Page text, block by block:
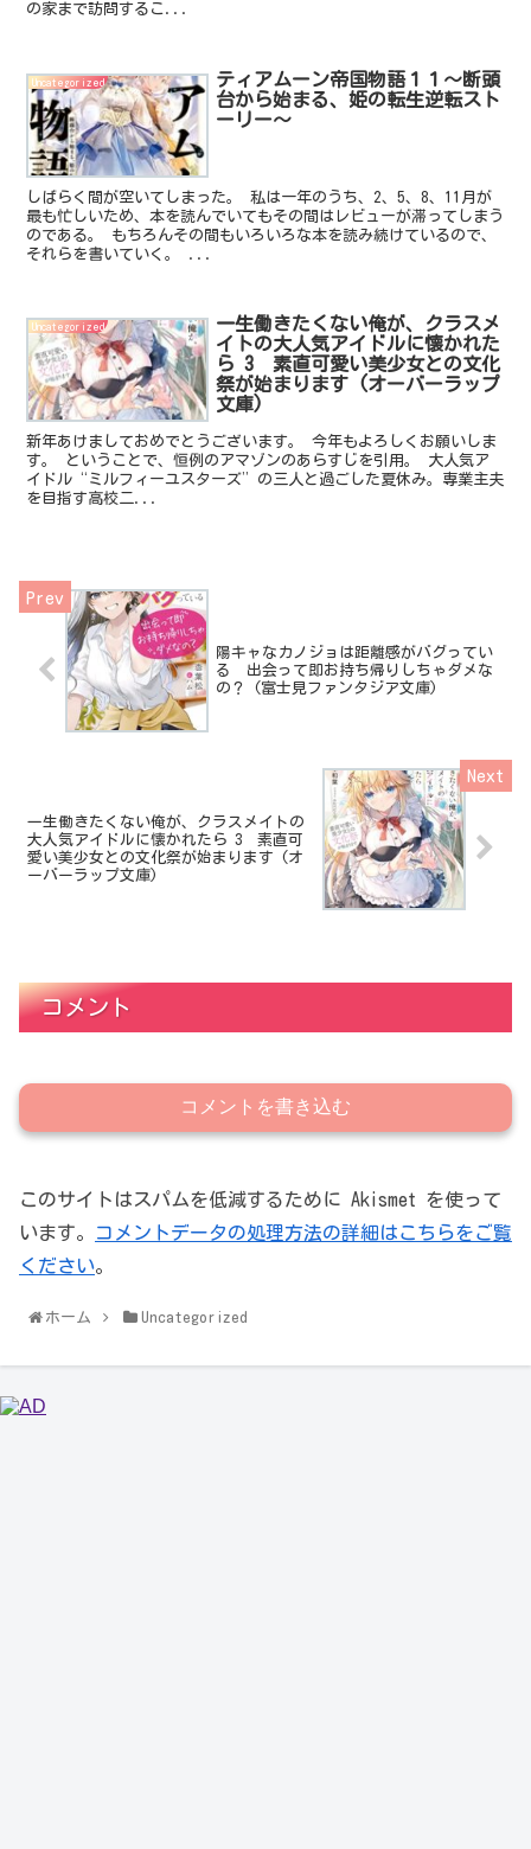
の家まで訪問するこ...
Uncategorized
ティアムーン帝国物語１１～断頭
台から始まる、姫の転生逆転スト
ーリー～
しばらく間が空いてしまった。 私は一年のうち、2、5、8、11月が
最も忙しいため、本を読んでいてもその間はレビューが滞ってしまう
のである。 もちろんその間もいろいろな本を読み続けているので、
それらを書いていく。 ...
Uncategorized
一生働きたくない俺が、クラスメ
イトの大人気アイドルに懐かれた
ら 3 素直可愛い美少女との文化
祭が始まります (オーバーラップ
文庫)
新年あけましておめでとうございます。 今年もよろしくお願いしま
す。 ということで、恒例のアマゾンのあらすじを引用。 大人気ア
イドル“ミルフィーユスターズ”の三人と過ごした夏休み。専業主夫
を目指す高校二...
陽キャなカノジョは距離感がバグってい
る 出会って即お持ち帰りしちゃダメな
の？ (富士見ファンタジア文庫)
一生働きたくない俺が、クラスメイトの
大人気アイドルに懐かれたら 3 素直可
愛い美少女との文化祭が始まります (オ
ーバーラップ文庫)
コメント
コメントを書き込む
このサイトはスパムを低減するために Akismet を使って
います。
コメントデータの処理方法の詳細はこちらをご覧
ください。
ホーム Uncategorized